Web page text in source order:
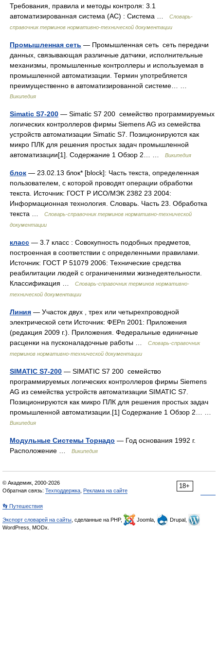
Требования, правила и методы контроля: 3.1
автоматизированная система (АС) : Система …
Словарь-
справочник терминов нормативно-технической документации
Промышленная сеть — Промышленная сеть сеть передачи
данных, связывающая различные датчики, исполнительные
механизмы, промышленные контроллеры и используемая в
промышленной автоматизации. Термин употребляется
преимущественно в автоматизированной системе… …
Википедия
Simatic S7-200 — Simatic S7 200 семейство программируемых
логических контроллеров фирмы Siemens AG из семейства
устройств автоматизации Simatic S7. Позиционируются как
микро ПЛК для решения простых задач промышленной
автоматизации[1]. Содержание 1 Обзор 2… …
Википедия
блок — 23.02.13 блок* [block]: Часть текста, определенная
пользователем, с которой проводят операции обработки
текста. Источник: ГОСТ Р ИСО/МЭК 2382 23 2004:
Информационная технология. Словарь. Часть 23. Обработка
текста …
Словарь-справочник терминов нормативно-технической
документации
класс — 3.7 класс : Совокупность подобных предметов,
построенная в соответствии с определенными правилами.
Источник: ГОСТ Р 51079 2006: Технические средства
реабилитации людей с ограничениями жизнедеятельности.
Классификация …
Словарь-справочник терминов нормативно-
технической документации
Линия — Участок двух , трех или четырехпроводной
электрической сети Источник: ФЕРп 2001: Приложения
(редакция 2009 г.). Приложения. Федеральные единичные
расценки на пусконаладочные работы …
Словарь-справочник
терминов нормативно-технической документации
SIMATIC S7-200 — SIMATIC S7 200 семейство
программируемых логических контроллеров фирмы Siemens
AG из семейства устройств автоматизации SIMATIC S7.
Позиционируются как микро ПЛК для решения простых задач
промышленной автоматизации.[1] Содержание 1 Обзор 2… …
Википедия
Модульные Системы Торнадо — Год основания 1992 г.
Расположение …
Википедия
18+
© Академик, 2000-2026
Обратная связь: Техподдержка Реклама на сайте
👣 Путешествия
Экспорт словарей на сайты , сделанные на PHP, Joomla,
Drupal,
WordPress, MODx.